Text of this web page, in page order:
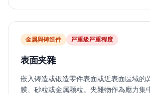
金属與铸造件 严重級严重程度
表面夹雜
嵌入铸造或锻造零件表面或近表面區域的
膜、砂粒或金属颗粒。夹雜物作為應力集